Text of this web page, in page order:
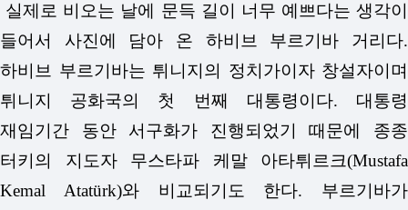
실제로 비오는 날에 문득 길이 너무 예쁘다는 생각이
들어서 사진에 담아 온 하비브 부르기바 거리다.
하비브 부르기바는 튀니지의 정치가이자 창설자이며
튀니지 공화국의 첫 번째 대통령이다. 대통령
재임기간 동안 서구화가 진행되었기 때문에 종종
터키의 지도자 무스타파 케말 아타튀르크(Mustafa
Kemal Atatürk)와 비교되기도 한다. 부르기바가